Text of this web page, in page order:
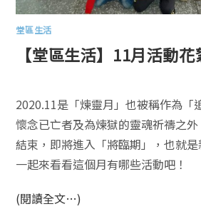
堂區生活
【堂區生活】11月活動花
2020.11是「煉靈月」也被稱作為「
懷念已亡者及為煉獄的靈魂祈禱之
結束，即將進入「將臨期」，也就是
一起來看看這個月有哪些活動吧！
(閱讀全文…)